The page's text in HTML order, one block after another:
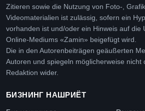
Zitieren sowie die Nutzung von Foto-,
Videomaterialien ist zulässig, sofern ein
vorhanden ist und/oder ein Hinweis auf die
Online-Mediums «Zamin» beigefügt wird.
Die in den Autorenbeiträgen geäußerten
Autoren und spiegeln möglicherweise nicht
Redaktion wider.
БИЗНИНГ НАШРИЁТ